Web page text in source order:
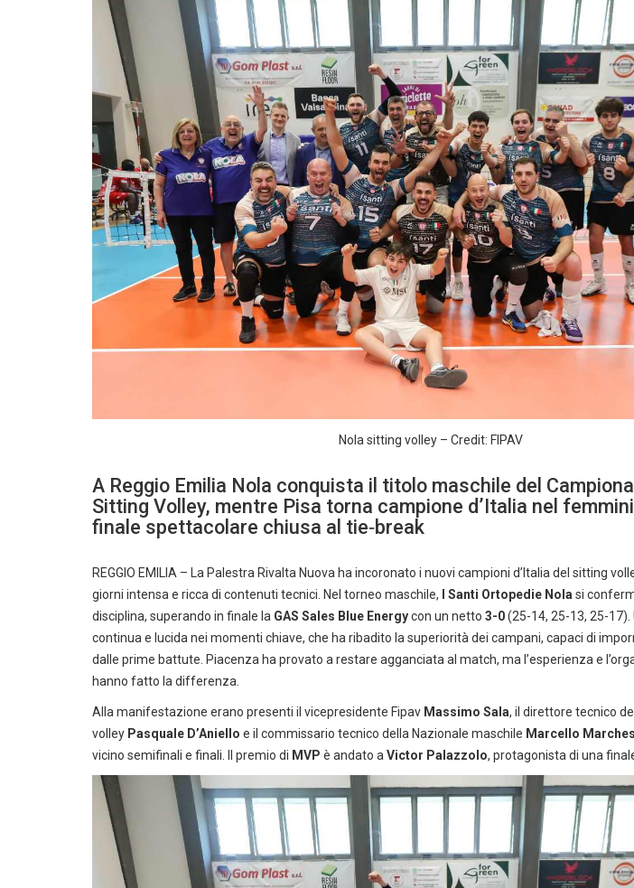
Nola sitting volley – Credit: FIPAV
A Reggio Emilia Nola conquista il titolo maschile del
Sitting Volley, mentre Pisa torna campione d’Italia nel
finale spettacolare chiusa al tie‑break
REGGIO EMILIA – La Palestra Rivalta Nuova ha incoronato i nuovi campioni d’Italia del sitting
giorni intensa e ricca di contenuti tecnici. Nel torneo maschile,
I Santi Ortopedie Nolasi
disciplina, superando in finale la GAS Sales Blue Energycon un netto 3-0(25-14, 25-13, 25-
continua e lucida nei momenti chiave, che ha ribadito la superiorità dei campani, capaci di
dalle prime battute. Piacenza ha provato a restare agganciata al match, ma l’esperienza e
hanno fatto la differenza.
Alla manifestazione erano presenti il vicepresidente Fipav Massimo Sala, il direttore tecnico
volley Pasquale D’Aniello e il commissario tecnico della Nazionale maschile Marcello
vicino semifinali e finali. Il premio di MVP è andato aVictor Palazzolo, protagonista di una